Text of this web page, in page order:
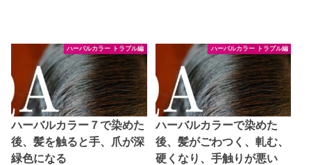
ハーバルカラー トラブル編
ハーバルカラー７で染めた
後、髪を触ると手、爪が深
緑色になる
ハーバルカラー トラブル編
ハーバルカラーで染めた
後、髪がごわつく、軋む、
硬くなり、手触りが悪い